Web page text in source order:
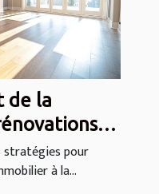
de la
stratégies pour
à la...